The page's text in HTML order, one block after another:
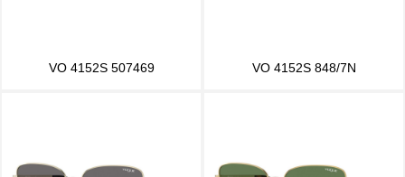
VO 4152S 507469 VO 4152S 848/7N